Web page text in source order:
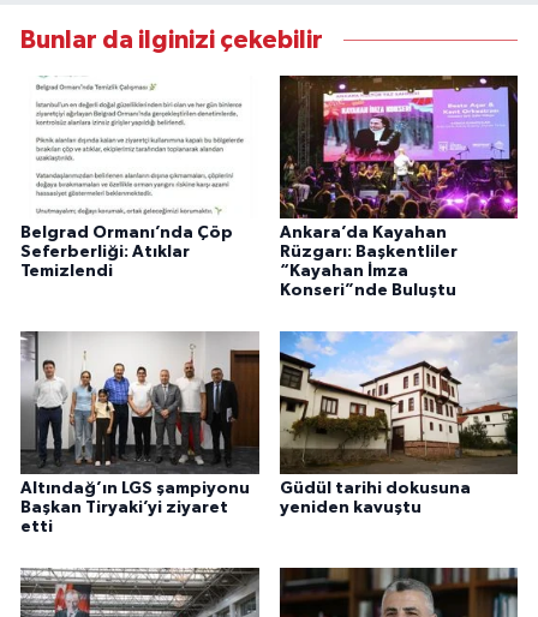
Bunlar da ilginizi çekebilir
Belgrad Ormanı’nda Çöp
Seferberliği: Atıklar
Temizlendi
Ankara’da Kayahan
Rüzgarı: Başkentliler
“Kayahan İmza
Konseri”nde Buluştu
Altındağ’ın LGS şampiyonu
Başkan Tiryaki’yi ziyaret
etti
Güdül tarihi dokusuna
yeniden kavuştu